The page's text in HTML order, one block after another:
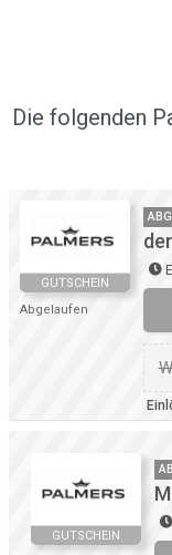
Die folgenden
GUTSCHEIN
Abgelaufen
GUTSCHEIN